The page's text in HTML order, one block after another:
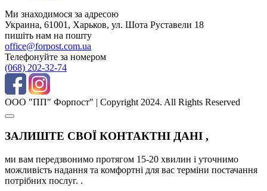
Ми знаходимося за адресою
Украина, 61001, Харьков, ул. Шота Руставели 18
пишіть нам на пошту
office@forpost.com.ua
Телефонуйте за номером
(068) 202-32-74
ООО "ПП" Форпост" | Copyright 2024. All Rights Reserved
ЗАЛИШТЕ СВОЇ КОНТАКТНІ ДАНІ ,
ми вам передзвонимо протягом 15-20 хвилин і уточнимо
можливість надання та комфортні для вас терміни постачання
потрібних послуг. .